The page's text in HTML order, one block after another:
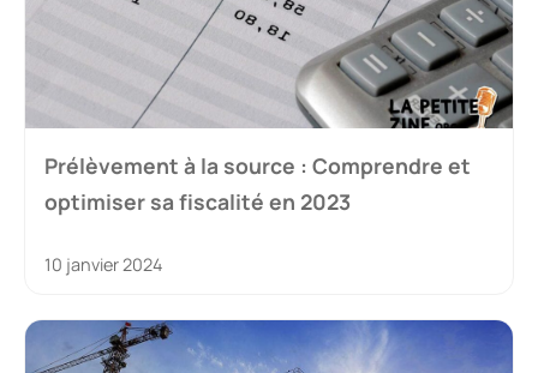
Prélèvement à la source : Comprendre et
optimiser sa fiscalité en 2023
10 janvier 2024